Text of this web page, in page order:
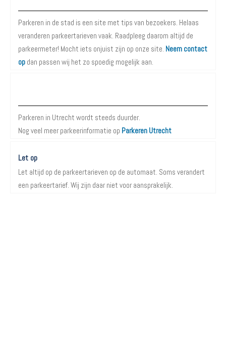
Parkeren in de stad is een site met tips van bezoekers. Helaas
veranderen parkeertarieven vaak. Raadpleeg daarom altijd de
parkeermeter! Mocht iets onjuist zijn op onze site. Neem contact
op dan passen wij het zo spoedig mogelijk aan.
Parkeren in Utrecht wordt steeds duurder.
Nog veel meer parkeerinformatie op Parkeren Utrecht
Let op
Let altijd op de parkeertarieven op de automaat. Soms verandert
een parkeertarief. Wij zijn daar niet voor aansprakelijk.